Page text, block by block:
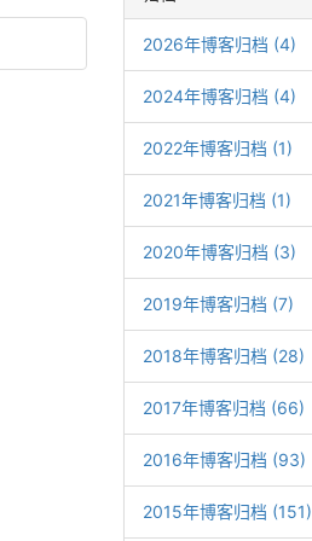
2026年博客归档 (4)
2024年博客归档 (4)
2022年博客归档 (1)
2021年博客归档 (1)
2020年博客归档 (3)
2019年博客归档 (7)
2018年博客归档 (28)
2017年博客归档 (66)
2016年博客归档 (93)
2015年博客归档 (151)